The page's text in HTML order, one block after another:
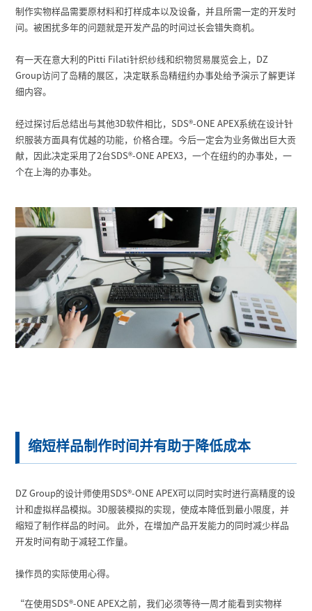
制作实物样品需要原材料和打样成本以及设备，并且所需一定的开发时
间。被困扰多年的问题就是开发产品的时间过长会错失商机。
有一天在意大利的Pitti Filati针织纱线和织物贸易展览会上，DZ
Group访问了岛精的展区，决定联系岛精纽约办事处给予演示了解更详
细内容。
经过探讨后总结出与其他3D软件相比，SDS®-ONE APEX系统在设计针
织服装方面具有优越的功能，价格合理。今后一定会为业务做出巨大贡
献，因此决定采用了2台SDS®-ONE APEX3，一个在纽约的办事处，一
个在上海的办事处。
缩短样品制作时间并有助于降低成本
DZ Group的设计师使用SDS®-ONE APEX可以同时实时进行高精度的设
计和虚拟样品模拟。3D服装模拟的实现，使成本降低到最小限度，并
缩短了制作样品的时间。 此外，在增加产品开发能力的同时减少样品
开发时间有助于减轻工作量。
操作员的实际使用心得。
“在使用SDS®-ONE APEX之前，我们必须等待一周才能看到实物样